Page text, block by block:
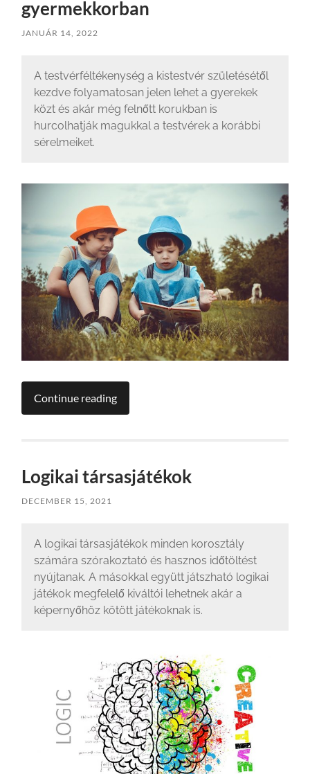
gyermekkorban
JANUÁR 14, 2022
A testvérféltékenység a kistestvér születésétől
kezdve folyamatosan jelen lehet a gyerekek
közt és akár még felnőtt korukban is
hurcolhatják magukkal a testvérek a korábbi
sérelmeiket.
Continue reading
Logikai társasjátékok
DECEMBER 15, 2021
A logikai társasjátékok minden korosztály
számára szórakoztató és hasznos időtöltést
nyújtanak. A másokkal együtt játszható logikai
játékok megfelelő kiváltói lehetnek akár a
képernyőhöz kötött játékoknak is.